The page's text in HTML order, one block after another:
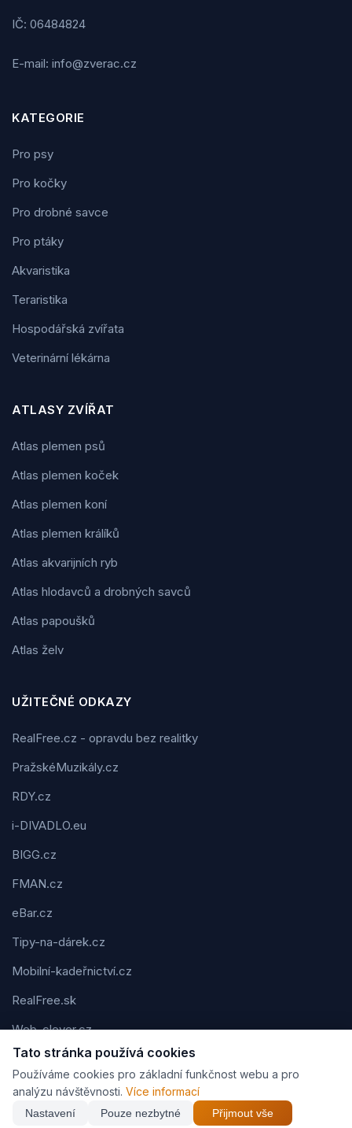
IČ: 06484824
E-mail: info@zverac.cz
KATEGORIE
Pro psy
Pro kočky
Pro drobné savce
Pro ptáky
Akvaristika
Teraristika
Hospodářská zvířata
Veterinární lékárna
ATLASY ZVÍŘAT
Atlas plemen psů
Atlas plemen koček
Atlas plemen koní
Atlas plemen králíků
Atlas akvarijních ryb
Atlas hlodavců a drobných savců
Atlas papoušků
Atlas želv
UŽITEČNÉ ODKAZY
RealFree.cz - opravdu bez realitky
PražskéMuzikály.cz
RDY.cz
i-DIVADLO.eu
BIGG.cz
FMAN.cz
eBar.cz
Tipy-na-dárek.cz
Mobilní-kadeřnictví.cz
RealFree.sk
Web-clever.cz
Kvízov.cz
Karavaning.net
CVčko.eu
Tato stránka používá cookies
Používáme cookies pro základní funkčnost webu a pro
analýzu návštěvnosti. Více informací
Nastavení Pouze nezbytné Přijmout vše